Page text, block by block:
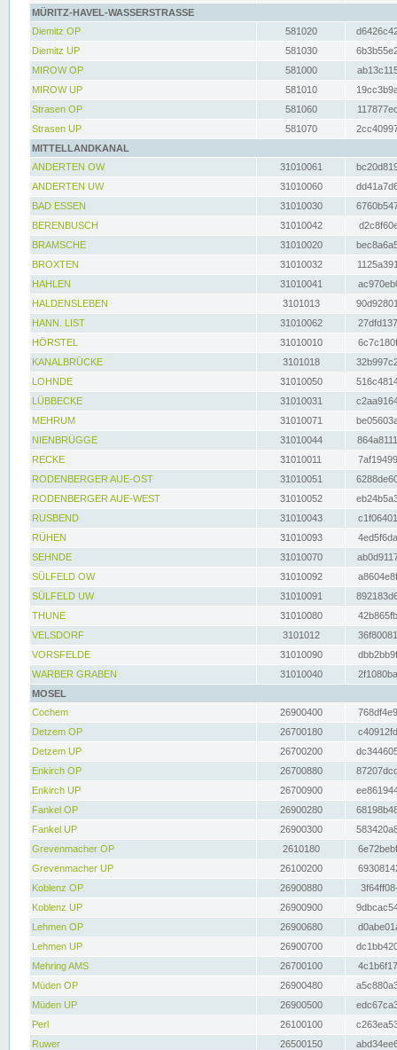
MÜRITZ-HAVEL-WASSERSTRASSE
Diemitz OP
581020
Diemitz UP
581030
MIROW OP
581000
MIROW UP
581010
Strasen OP
581060
Strasen UP
581070
MITTELLANDKANAL
ANDERTEN OW
31010061
ANDERTEN UW
31010060
BAD ESSEN
31010030
BERENBUSCH
31010042
BRAMSCHE
31010020
BROXTEN
31010032
HAHLEN
31010041
HALDENSLEBEN
3101013
HANN. LIST
31010062
HÖRSTEL
31010010
KANALBRÜCKE
3101018
LOHNDE
31010050
LÜBBECKE
31010031
MEHRUM
31010071
NIENBRÜGGE
31010044
RECKE
31010011
RODENBERGER AUE-OST
31010051
RODENBERGER AUE-WEST
31010052
RUSBEND
31010043
RÜHEN
31010093
SEHNDE
31010070
SÜLFELD OW
31010092
SÜLFELD UW
31010091
THUNE
31010080
VELSDORF
3101012
VORSFELDE
31010090
WARBER GRABEN
31010040
MOSEL
Cochem
26900400
Detzem OP
26700180
Detzem UP
26700200
Enkirch OP
26700880
Enkirch UP
26700900
Fankel OP
26900280
Fankel UP
26900300
Grevenmacher OP
2610180
Grevenmacher UP
26100200
Koblenz OP
26900880
Koblenz UP
26900900
Lehmen OP
26900680
Lehmen UP
26900700
Mehring AMS
26700100
Müden OP
26900480
Müden UP
26900500
Perl
26100100
Ruwer
26500150